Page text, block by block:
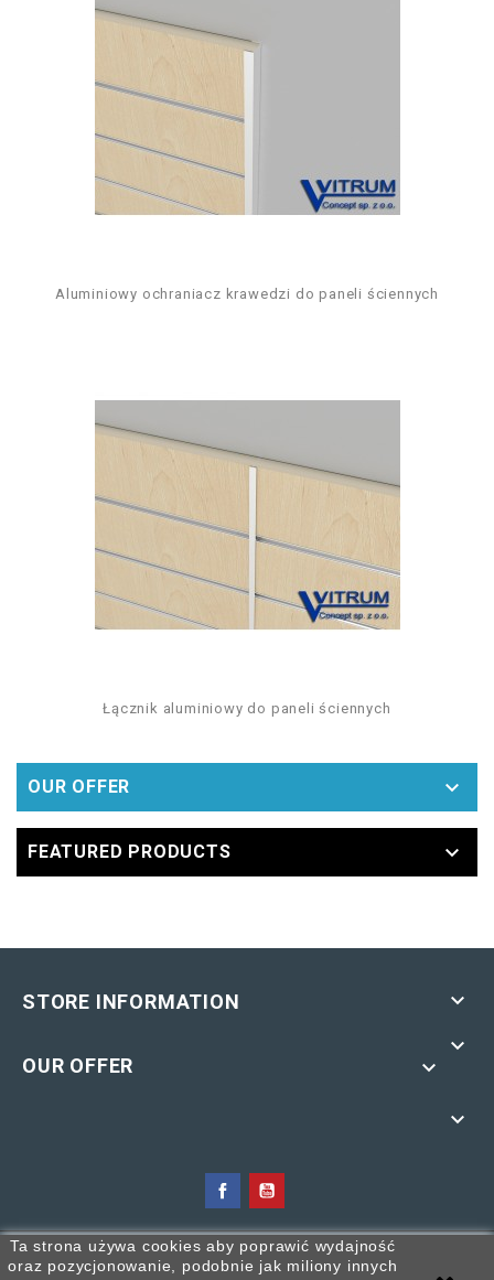
Aluminiowy ochraniacz krawedzi do paneli ściennych
Łącznik aluminiowy do paneli ściennych
OUR OFFER 
FEATURED PRODUCTS 
STORE INFORMATION


OUR OFFER


Ta strona używa cookies aby poprawić wydajność
oraz pozycjonowanie, podobnie jak miliony innych
COPYING OF THE MATERIALS CONTAINED ON THE SITE WITHOUT
THE AUTHOR'S PERMISSION - PROHIBITED!